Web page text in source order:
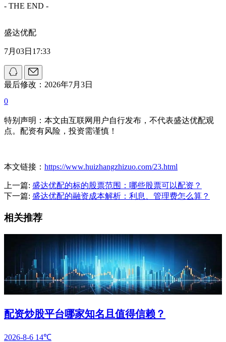
- THE END -
盛达优配
7月03日17:33
最后修改：2026年7月3日
0
特别声明：本文由互联网用户自行发布，不代表盛达优配观
点。配资有风险，投资需谨慎！
本文链接： https://www.huizhangzhizuo.com/23.html
上一篇: 盛达优配的标的股票范围：哪些股票可以配资？
下一篇: 盛达优配的融资成本解析：利息、管理费怎么算？
相关推荐
配资炒股平台哪家知名且值得信赖？
2026-8-6 14℃